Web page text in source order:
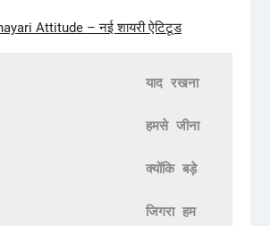
Attitude – नई शायरी ऐटिटूड